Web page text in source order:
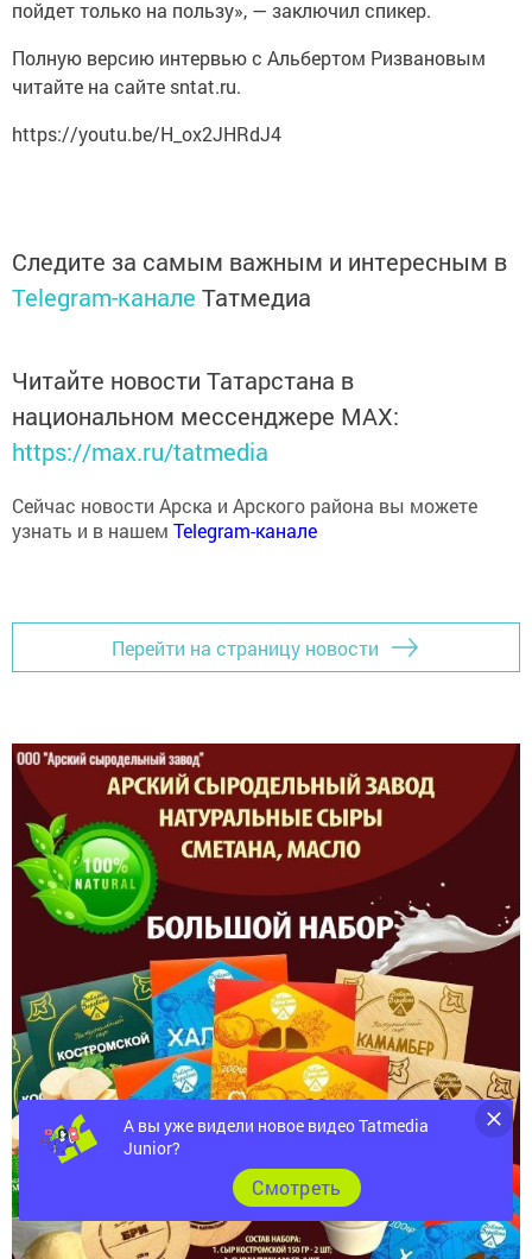
читайте на сайте sntat.ru.
Telegram-каналеТатмедиа
национальном мессенджере MАХ:
https://max.ru/tatmedia
узнать и в нашемTelegram-канале
Перейти на страницу новости
А вы уже видели новое видео Tatmedia
Junior?
Cмотреть